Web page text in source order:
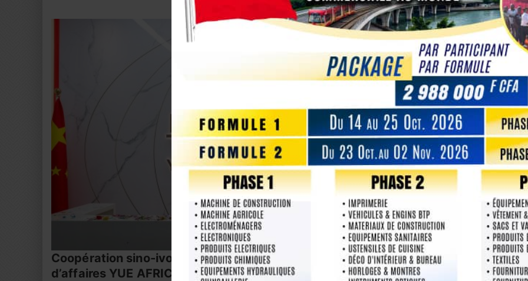
Coopération sino-ivoirienne : inauguration officielle du siège du centre
d’affaires YUE AFRICA BUSINESS ALLIANCE (YABA) à Guangzhou